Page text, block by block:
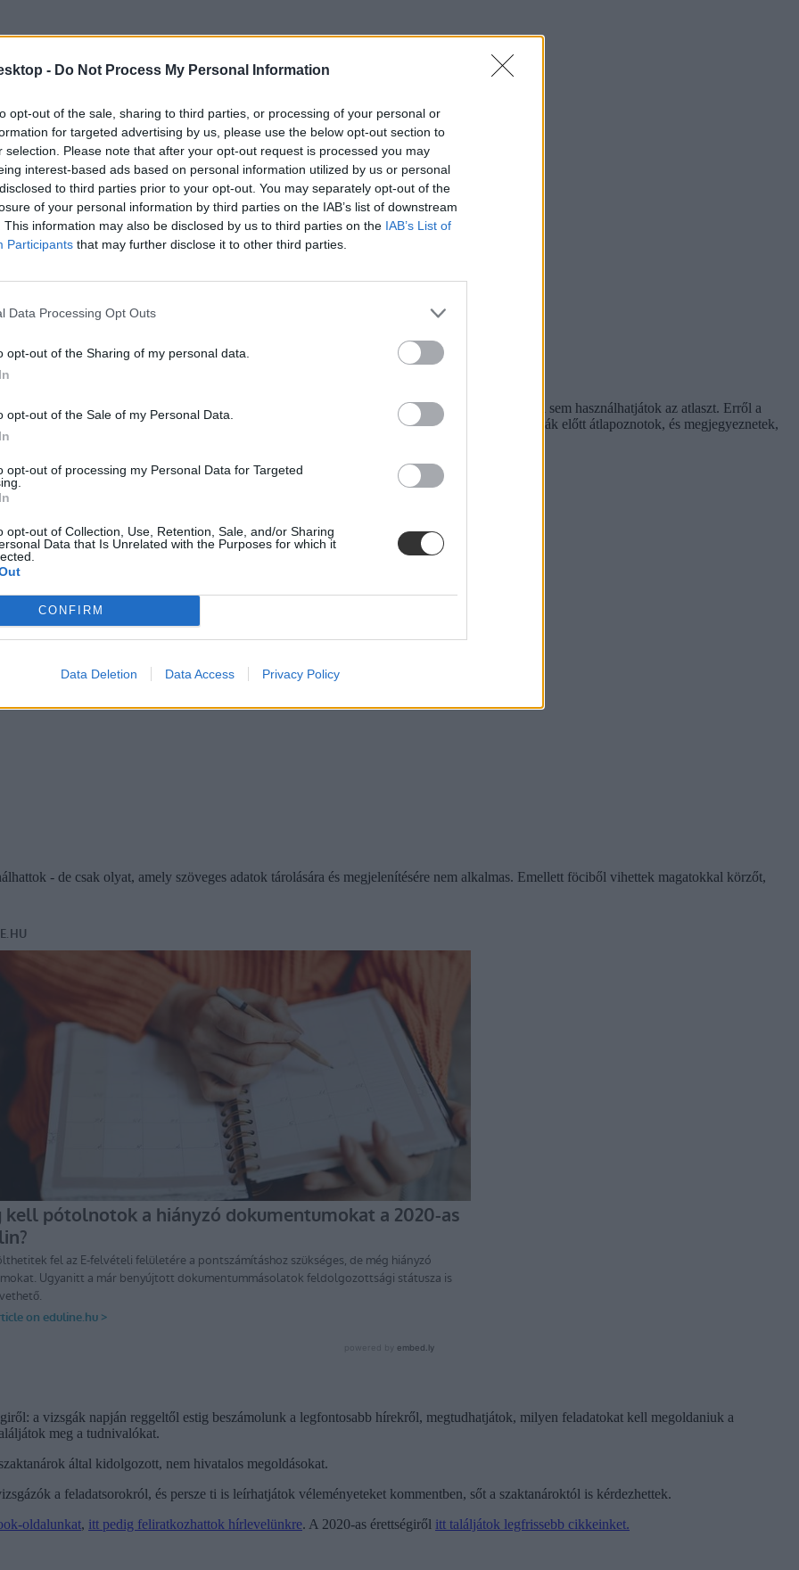
- Do Not Process My Personal Information
opt-out of the sale, sharing to third parties, or processing of your personal or
for targeted advertising by us, please use the below opt-out section to
selection. Please note that after your opt-out request is processed you may
interest-based ads based on personal information utilized by us or personal
to third parties prior to your opt-out. You may separately opt-out of the
of your personal information by third parties on the IAB’s list of downstream
This information may also be disclosed by us to third parties on the IAB’s List of
Participants that may further disclose it to other third parties.
Data Processing Opt Outs
opt-out of the Sharing of my personal data.
opt-out of the Sale of my Personal Data.
opt-out of processing my Personal Data for Targeted
opt-out of Collection, Use, Retention, Sale, and/or Sharing
Data that Is Unrelated with the Purposes for which it
CONFIRM
Data Deletion Data Access Privacy Policy
hasznát. Fontos, hogy az első feladatlapnál, illetve az emelt szintű írásbeli egyik részénél sem használhatjátok az atlaszt. Erről a
kell gondoskodnotok. Mivel az atlasz rengeteg adatot tartalmaz, ezért érdemes a vizsgák előtt átlapoznotok, és megjegyeznetek,
a vizsgán.
- de csak olyat, amely szöveges adatok tárolására és megjelenítésére nem alkalmas. Emellett föciből vihettek magatokkal körzőt,
a vizsgák napján reggeltől estig beszámolunk a legfontosabb hírekről, megtudhatjátok, milyen feladatokat kell megoldaniuk a
meg a tudnivalókat.
által kidolgozott, nem hivatalos megoldásokat.
a feladatsorokról, és persze ti is leírhatjátok véleményeteket kommentben, sőt a szaktanároktól is kérdezhettek.
oldalunkat, itt pedig feliratkozhattok hírlevelünkre. A 2020-as érettségiről itt találjátok legfrissebb cikkeinket.